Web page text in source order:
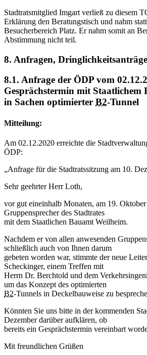
Stadtratsmitglied Imgart verließ zu diesem
Erklärung den Beratungstisch und nahm
Besucherbereich Platz. Er nahm somit an
Abstimmung nicht teil.
8. Anfragen, Dringlichkeitsanträge
8.1. Anfrage der ÖDP vom
Gesprächstermin mit Staatlichem
in Sachen optimierter B2-Tunnel
Mitteilung:
Am 02.12.2020 erreichte die
ÖDP:
„Anfrage für die Stadtratssitzung am 10.
Sehr geehrter Herr Loth,
vor gut eineinhalb Monaten, am 19.
Gruppensprecher des Stadtrates
mit dem Staatlichen Bauamt Weilheim.
Nachdem er von allen anwesenden
schließlich auch von Ihnen darum
gebeten worden war, stimmte der neue
Scheckinger, einem Treffen mit
Herrn Dr. Berchtold und dem
um das Konzept des optimierten
B2-Tunnels in Deckelbauweise zu
Könnten Sie uns bitte in der kommenden
Dezember darüber aufklären, ob
bereits ein Gesprächstermin vereinbart
Mit freundlichen Grüßen